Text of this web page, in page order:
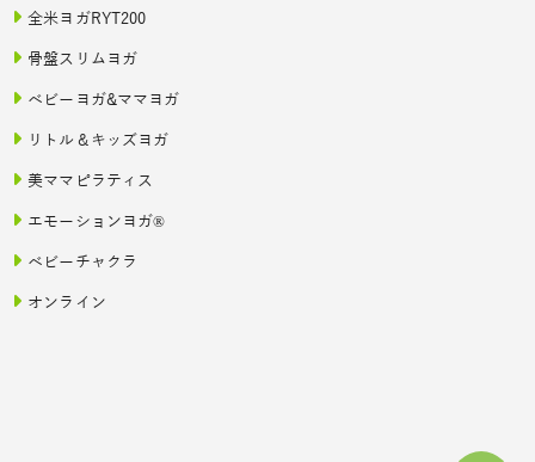
全米ヨガRYT200
骨盤スリムヨガ
ベビーヨガ&ママヨガ
リトル＆キッズヨガ
美ママピラティス
エモーションヨガ®
ベビーチャクラ
オンライン